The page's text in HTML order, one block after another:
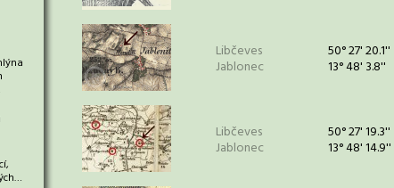
Libčeves
Jablonec
50° 27' 20.1''
13° 48' 3.8''
Libčeves
Jablonec
50° 27' 19.3''
13° 48' 14.9''